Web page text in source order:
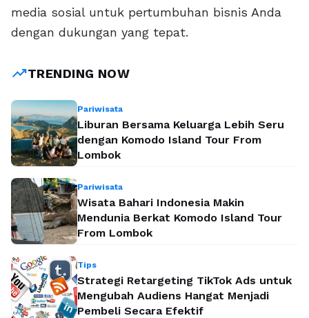
media sosial untuk pertumbuhan bisnis Anda
dengan dukungan yang tepat.
trending_upTRENDING NOW
Pariwisata
Liburan Bersama Keluarga Lebih Seru
dengan Komodo Island Tour From
Lombok
Pariwisata
Wisata Bahari Indonesia Makin
Mendunia Berkat Komodo Island Tour
From Lombok
Tips
Strategi Retargeting TikTok Ads untuk
Mengubah Audiens Hangat Menjadi
Pembeli Secara Efektif